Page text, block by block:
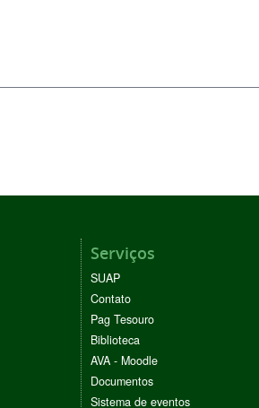
Serviços
SUAP
Contato
Pag Tesouro
Biblioteca
AVA - Moodle
Documentos
Sistema de eventos